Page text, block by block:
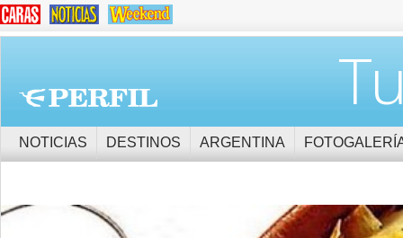
NOTICIAS DESTINOS ARGENTINA